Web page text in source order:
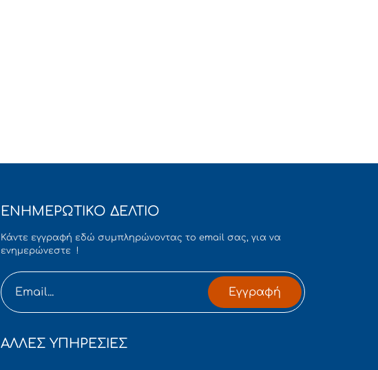
ΕΝΗΜΕΡΩΤΙΚΟ ΔΕΛΤΙΟ
Κάντε εγγραφή εδώ συμπληρώνοντας το email σας, για να
ενημερώνεστε !
Εγγραφή
ΑΛΛΕΣ ΥΠΗΡΕΣΙΕΣ